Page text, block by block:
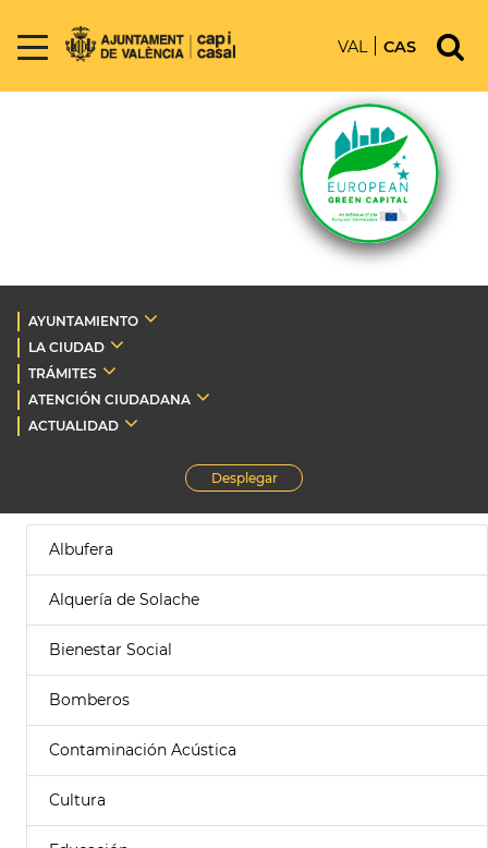
VAL CAS
AYUNTAMIENTO
LA CIUDAD
TRÁMITES
ATENCIÓN CIUDADANA
ACTUALIDAD
Desplegar
Albufera
Alquería de Solache
Bienestar Social
Bomberos
Contaminación Acústica
Cultura